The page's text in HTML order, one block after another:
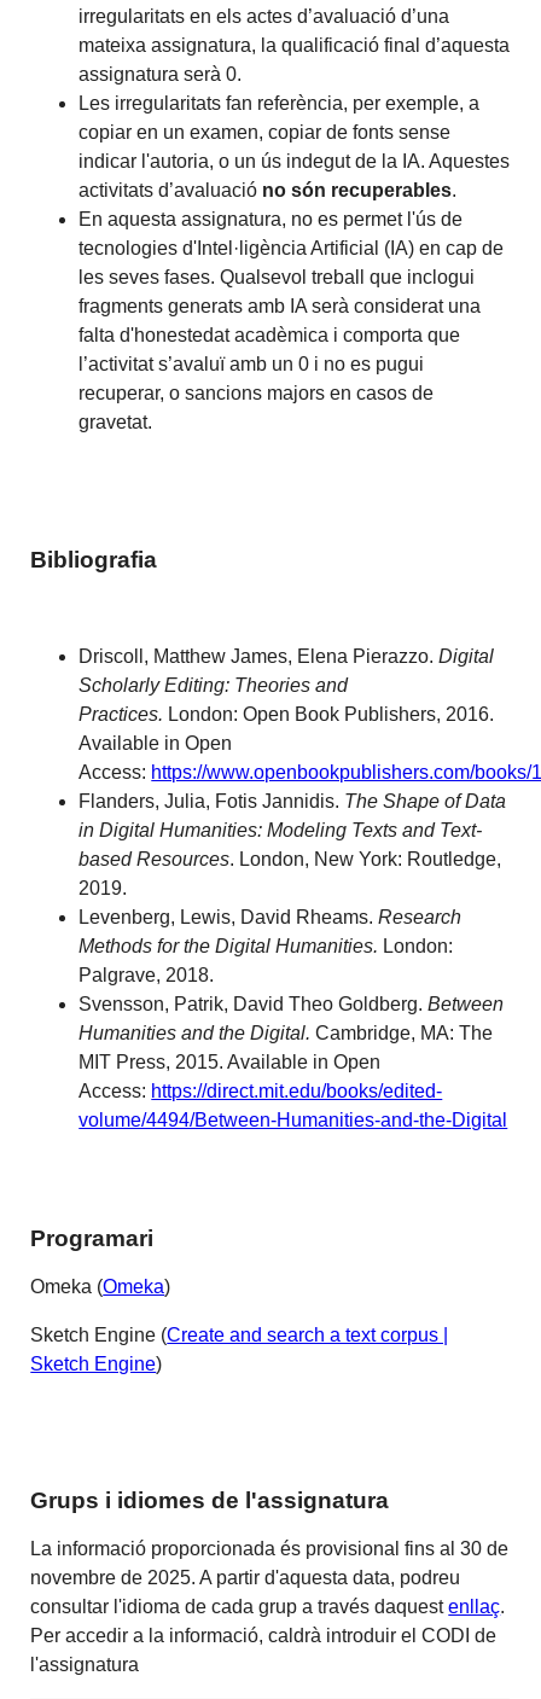
irregularitats en els actes d’avaluació d’una
mateixa assignatura, la qualificació final d’aquesta
assignatura serà 0.
Les irregularitats fan referència, per exemple, a
copiar en un examen, copiar de fonts sense
indicar l'autoria, o un ús indegut de la IA. Aquestes
activitats d’avaluació no són recuperables.
En aquesta assignatura, no es permet l'ús de
tecnologies d'Intel·ligència Artificial (IA) en cap de
les seves fases. Qualsevol treball que inclogui
fragments generats amb IA serà considerat una
falta d'honestedat acadèmica i comporta que
l’activitat s’avaluï amb un 0 i no es pugui
recuperar, o sancions majors en casos de
gravetat.
Bibliografia
Driscoll, Matthew James, Elena Pierazzo.Digital
Scholarly Editing: Theories and
Practices. London: Open Book Publishers, 2016.
Available in Open
Access: https://www.openbookpublishers.com/books/
Flanders, Julia, Fotis Jannidis. The Shape of Data
in Digital Humanities: Modeling Texts and Text-
based Resources. London, New York: Routledge,
2019.
Levenberg, Lewis, David Rheams.Research
Methods for the Digital Humanities. London:
Palgrave, 2018.
Svensson, Patrik, David Theo Goldberg.Between
Humanities and the Digital. Cambridge, MA: The
MIT Press, 2015. Available in Open
Access: https://direct.mit.edu/books/edited-
volume/4494/Between-Humanities-and-the-Digital
Programari
Omeka (Omeka)
Sketch Engine (Create and search a text corpus |
Sketch Engine)
Grups i idiomes de l'assignatura
La informació proporcionada és provisional fins al 30 de
novembre de 2025. A partir d'aquesta data, podreu
consultar l'idioma de cada grup a través daquestenllaç.
Per accedir a la informació, caldrà introduir el CODI de
l'assignatura